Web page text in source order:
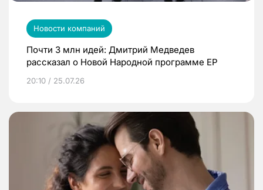
Новости компаний
Почти 3 млн идей: Дмитрий Медведев
рассказал о Новой Народной программе ЕР
20:10 / 25.07.26